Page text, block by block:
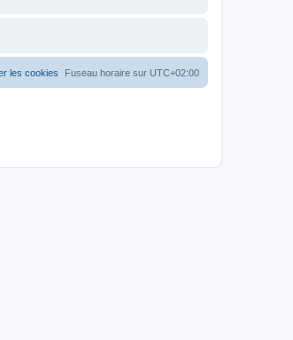
Fuseau horaire sur UTC+02:00
les cookies